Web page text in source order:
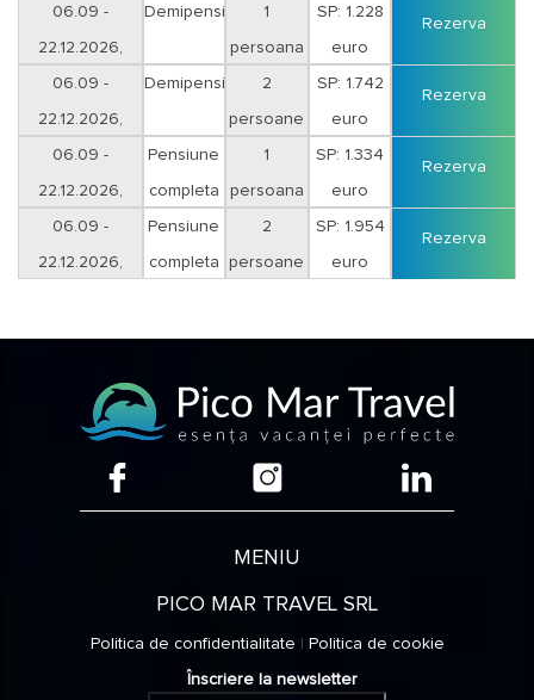
sejur 12 nopti
06.09 -
22.12.2026,
sejur 12 nopti
Demipensiune 1
persoana
SP: 1.228
euro
Rezerva
06.09 -
22.12.2026,
sejur 12 nopti
Demipensiune 2
persoane
SP: 1.742
euro
Rezerva
06.09 -
22.12.2026,
sejur 12 nopti
Pensiune
completa
1
persoana
SP: 1.334
euro
Rezerva
06.09 -
22.12.2026,
Pensiune
completa
2
persoane
SP: 1.954
euro
Rezerva
MENIU
PICO MAR TRAVEL SRL
Politica de confidentialitate | Politica de cookie
Înscriere la newsletter